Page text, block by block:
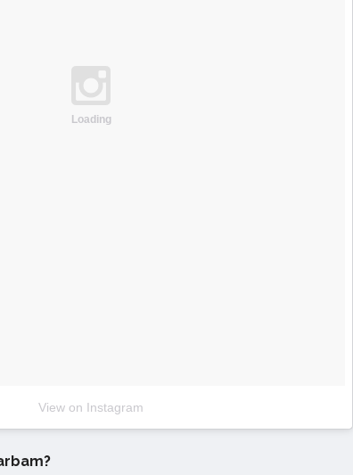
Loading
View on Instagram